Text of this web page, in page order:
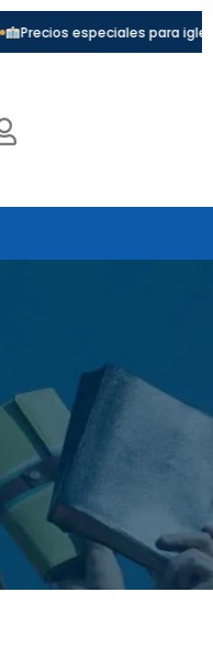
especiales para iglesias y